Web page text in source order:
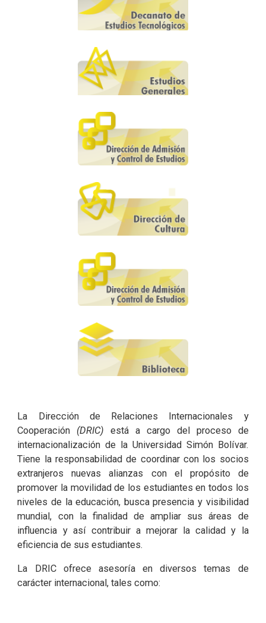
La Dirección de Relaciones Internacionales y
Cooperación (DRIC)está a cargo del proceso de
internacionalización de la Universidad Simón Bolívar.
Tiene la responsabilidad de coordinar con los socios
extranjeros nuevas alianzas con el propósito de
promover la movilidad de los estudiantes en todos los
niveles de la educación, busca presencia y visibilidad
mundial, con la finalidad de ampliar sus áreas de
influencia y así contribuir a mejorar la calidad y la
eficiencia de sus estudiantes.
La DRIC ofrece asesoría en diversos temas de
carácter internacional, tales como: